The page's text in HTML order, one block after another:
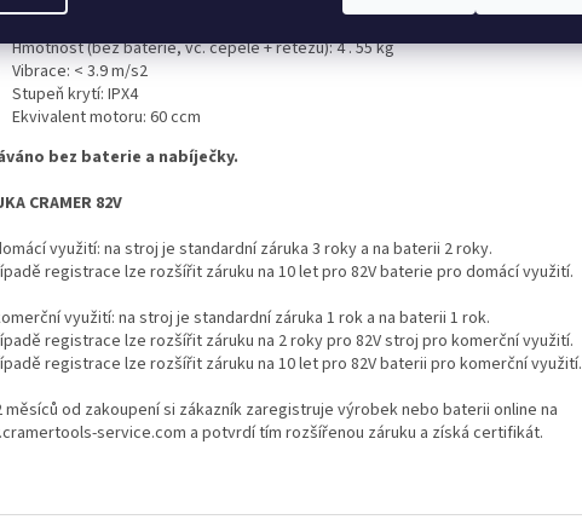
Hmotnost (bez baterie, vč. čepele + řetězu):4.55kg
Vibrace: < 3.9m/s2
Stupeň krytí: IPX4
Ekvivalent motoru: 60 ccm
bez baterie a nabíječky.
CRAMER 82V
využití: na stroj je standardní záruka 3 roky a na baterii 2 roky.
registrace lze rozšířit záruku na 10 let pro 82V baterie pro domácí využití.
využití: na stroj je standardní záruka 1 rok a na baterii 1 rok.
registrace lze rozšířit záruku na 2 roky pro 82V stroj pro komerční využití.
registrace lze rozšířit záruku na 10 let pro 82V baterii pro komerční využití.
měsíců od zakoupení si zákazník zaregistruje výrobek nebo baterii online na
service.com a potvrdí tím rozšířenou záruku a získá certifikát.